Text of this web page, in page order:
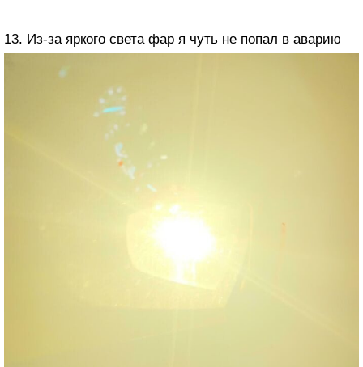
13. Из-за яркого света фар я чуть не попал в аварию